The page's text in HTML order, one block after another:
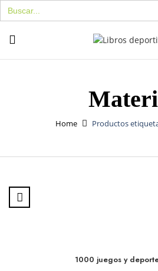
Buscar:
Home Productos
1000 juegos y